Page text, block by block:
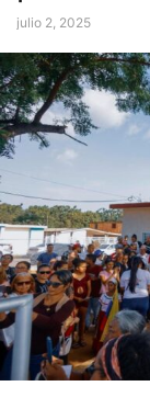
julio 2, 2025